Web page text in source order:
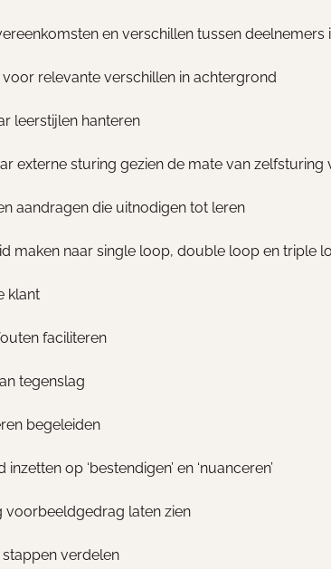
en verschillen tussen deelnemers
voor relevante verschillen in achtergrond
leerstijlen hanteren
externe sturing gezien de mate van
aandragen die uitnodigen tot leren
maken naar single loop, double loop en triple
klant
faciliteren
tegenslag
begeleiden
inzetten op ‘bestendigen’ en ‘nuanceren’
voorbeeldgedrag laten zien
stappen verdelen